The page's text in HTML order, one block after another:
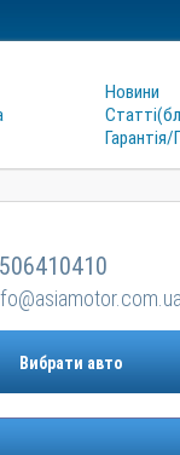
Новини
Гарантiя/
Вибрати авто